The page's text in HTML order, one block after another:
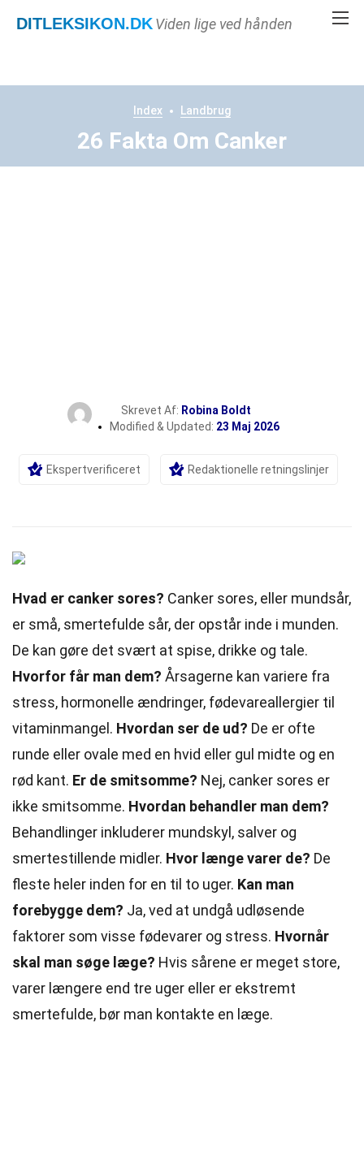
DITLEKSIKON.DKViden lige ved hånden
Index Landbrug
26 Fakta Om Canker
Skrevet Af: Robina Boldt
Modified & Updated: 23 Maj 2026
Ekspertverificeret Redaktionelle retningslinjer
Hvad er canker sores? Canker sores, eller mundsår,
er små, smertefulde sår, der opstår inde i munden.
De kan gøre det svært at spise, drikke og tale.
Hvorfor får man dem? Årsagerne kan variere fra
stress, hormonelle ændringer, fødevareallergier til
vitaminmangel. Hvordan ser de ud? De er ofte
runde eller ovale med en hvid eller gul midte og en
rød kant. Er de smitsomme? Nej, canker sores er
ikke smitsomme. Hvordan behandler man dem?
Behandlinger inkluderer mundskyl, salver og
smertestillende midler. Hvor længe varer de? De
fleste heler inden for en til to uger. Kan man
forebygge dem? Ja, ved at undgå udløsende
faktorer som visse fødevarer og stress. Hvornår
skal man søge læge? Hvis sårene er meget store,
varer længere end tre uger eller er ekstremt
smertefulde, bør man kontakte en læge.